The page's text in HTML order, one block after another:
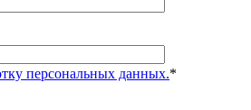
персональных данных.*